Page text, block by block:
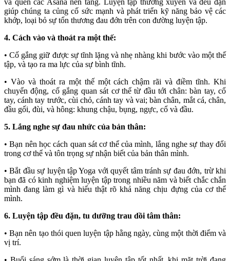
và quen các Asana nền tảng. Luyện tập thường xuyên và đều đặn
giúp chúng ta củng cố sức mạnh và phát triển kỹ năng bảo vệ các
khớp, loại bỏ sự tổn thương đau đớn trên con đường luyện tập.
4. Cách vào và thoát ra một thế:
• Cố gắng giữ được sự tĩnh lặng và nhẹ nhàng khi bước vào một thế
tập, và tạo ra ma lực của sự bình tĩnh.
• Vào và thoát ra một thế một cách chậm rãi và điềm tĩnh. Khi
chuyển động, cố gắng quan sát cơ thể từ đầu tới chân: bàn tay, cổ
tay, cánh tay trước, cùi chỏ, cánh tay và vai; bàn chân, mắt cá, chân,
đầu gối, đùi, và hông: khung chậu, bụng, ngực, cổ và đầu.
5. Lắng nghe sự đau nhức của bản thân:
• Bạn nên học cách quan sát cơ thể của mình, lắng nghe sự thay đổi
trong cơ thể và tôn trọng sự nhận biết của bản thân mình.
• Bắt đầu sự luyện tập Yoga với quyết tâm tránh sự đau đớn, trừ khi
bạn đã có kinh nghiệm luyện tập trong nhiều năm và biết chắc chắn
mình đang làm gì và hiểu thật rõ khả năng chịu đựng của cơ thể
mình.
6. Luyện tập đều đặn, tu dưỡng trau dồi tâm thân:
• Bạn nên tạo thói quen luyện tập hằng ngày, cùng một thời điểm và
vị trí.